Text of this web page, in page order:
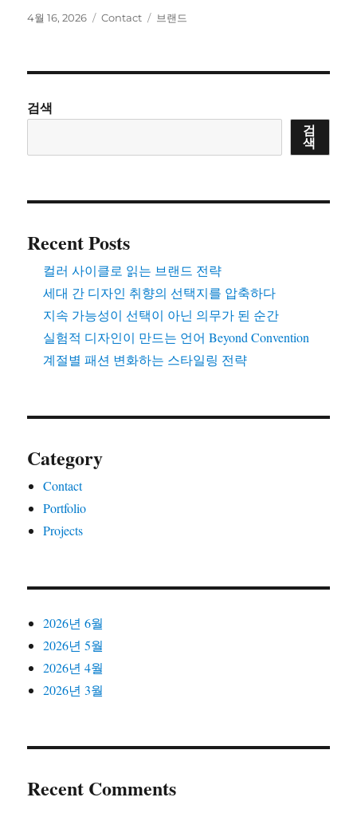
작
4월 16, 2026
카
Contact
태
브랜드
검색
검
색
Recent Posts
컬러 사이클로 읽는 브랜드 전략
세대 간 디자인 취향의 선택지를 압축하다
지속 가능성이 선택이 아닌 의무가 된 순간
실험적 디자인이 만드는 언어 Beyond Convention
계절별 패션 변화하는 스타일링 전략
Category
Contact
Portfolio
Projects
2026년 6월
2026년 5월
2026년 4월
2026년 3월
Recent Comments